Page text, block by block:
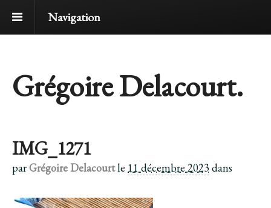
Navigation
Grégoire Delacourt.
IMG_1271
parGrégoire Delacourtle 11 décembre 2023dans